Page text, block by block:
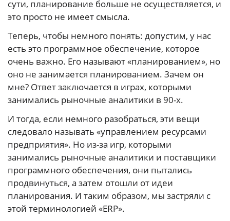
сути, планирование больше не осуществляется, и
это просто не имеет смысла.
Теперь, чтобы немного понять: допустим, у нас
есть это программное обеспечение, которое
очень важно. Его называют «планированием», но
оно не занимается планированием. Зачем он
мне? Ответ заключается в играх, которыми
занимались рыночные аналитики в 90-х.
И тогда, если немного разобраться, эти вещи
следовало называть «управлением ресурсами
предприятия». Но из-за игр, которыми
занимались рыночные аналитики и поставщики
программного обеспечения, они пытались
продвинуться, а затем отошли от идеи
планирования. И таким образом, мы застряли с
этой терминологией «ERP».